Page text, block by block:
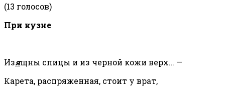
(13 голосов)
При кузне
Изящны спицы и из черной кожи верх… —
Карета, распряженная, стоит у врат,